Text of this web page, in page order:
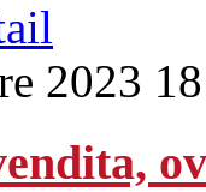
2023